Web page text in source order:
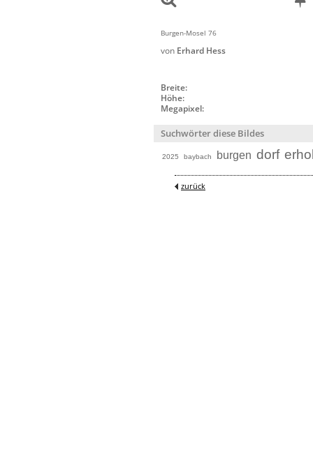
Burgen-Mosel 76
von Erhard Hess
Breite:
Höhe:
Megapixel:
Suchwörter diese Bildes
2025 baybach burgen dorf
zurück